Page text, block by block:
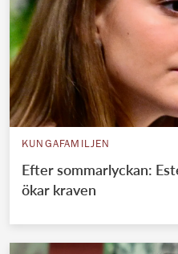
KUNGAFAMILJEN
Efter sommarlyckan:
ökar kraven